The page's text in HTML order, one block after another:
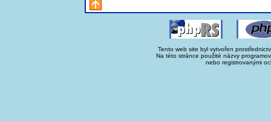
Tento web site byl vytvořen
Na této stránce použité názvy
nebo registrovanými